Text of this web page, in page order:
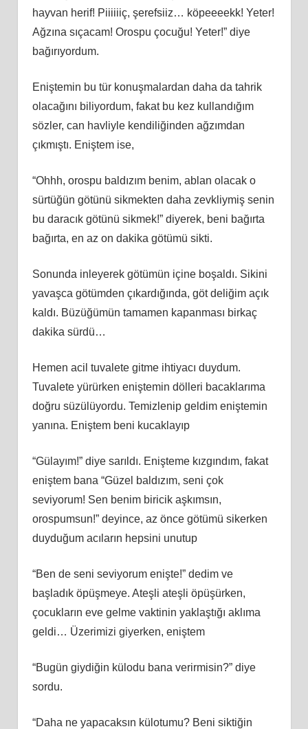
hayvan herif! Piiiiiiç, şerefsiiz… köpeeeekk! Yeter!
Ağzına sıçacam! Orospu çocuğu! Yeter!” diye
bağırıyordum.
Eniştemin bu tür konuşmalardan daha da tahrik
olacağını biliyordum, fakat bu kez kullandığım
sözler, can havliyle kendiliğinden ağzımdan
çıkmıştı. Eniştem ise,
“Ohhh, orospu baldızım benim, ablan olacak o
sürtüğün götünü sikmekten daha zevkliymiş senin
bu daracık götünü sikmek!” diyerek, beni bağırta
bağırta, en az on dakika götümü sikti.
Sonunda inleyerek götümün içine boşaldı. Sikini
yavaşca götümden çıkardığında, göt deliğim açık
kaldı. Büzüğümün tamamen kapanması birkaç
dakika sürdü…
Hemen acil tuvalete gitme ihtiyacı duydum.
Tuvalete yürürken eniştemin dölleri bacaklarıma
doğru süzülüyordu. Temizlenip geldim eniştemin
yanına. Eniştem beni kucaklayıp
“Gülayım!” diye sarıldı. Enişteme kızgındım, fakat
eniştem bana “Güzel baldızım, seni çok
seviyorum! Sen benim biricik aşkımsın,
orospumsun!” deyince, az önce götümü sikerken
duyduğum acıların hepsini unutup
“Ben de seni seviyorum enişte!” dedim ve
başladık öpüşmeye. Ateşli ateşli öpüşürken,
çocukların eve gelme vaktinin yaklaştığı aklıma
geldi… Üzerimizi giyerken, eniştem
“Bugün giydiğin külodu bana verirmisin?” diye
sordu.
“Daha ne yapacaksın külotumu? Beni siktiğin